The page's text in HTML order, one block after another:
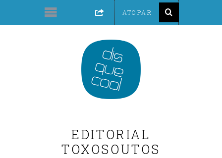
EDITORIAL
TOXOSOUTOS